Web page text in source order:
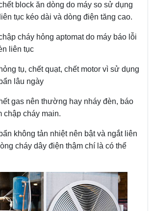
block ăn dòng do máy so sử dụng
tục kéo dài và dòng điện tăng cao.
cháy hỏng aptomat do máy báo lỗi
liên tục
tụ, chết quạt, chết motor vì sử dụng
lâu ngày
gas nên thường hay nháy đèn, báo
chập cháy main.
không tản nhiệt nên bật và ngắt liên
cháy dây điện thậm chí là có thể